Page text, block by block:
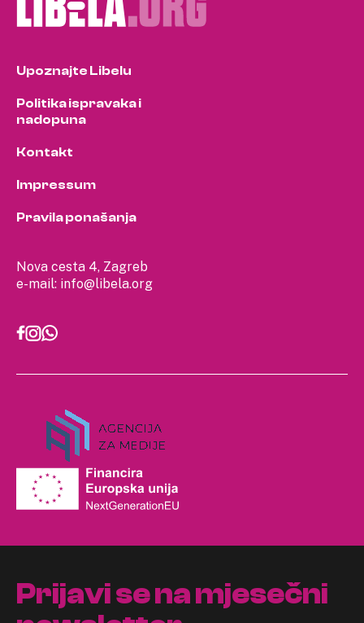
Nova cesta 4, Zagreb
e-mail: info@libela.org
Upoznajte Libelu
Politika ispravaka i
nadopuna
Kontakt
Impressum
Pravila ponašanja
Prijavi se na mjesečni